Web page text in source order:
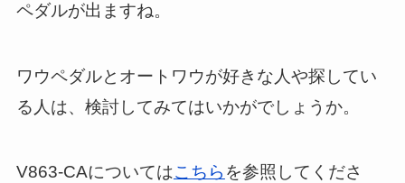
ペダルが出ますね。
ワウペダルとオートワウが好きな人や探してい
る人は、検討してみてはいかがでしょうか。
V863-CAについてはこちら を参照してくださ